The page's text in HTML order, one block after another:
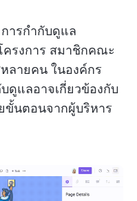
ารกำกับดูแล
ครงการ สมาชิกคณะ
ลายคน ในองค์กร
ดูแลอาจเกี่ยวข้องกับ
ขั้นตอนจากผู้บริหาร